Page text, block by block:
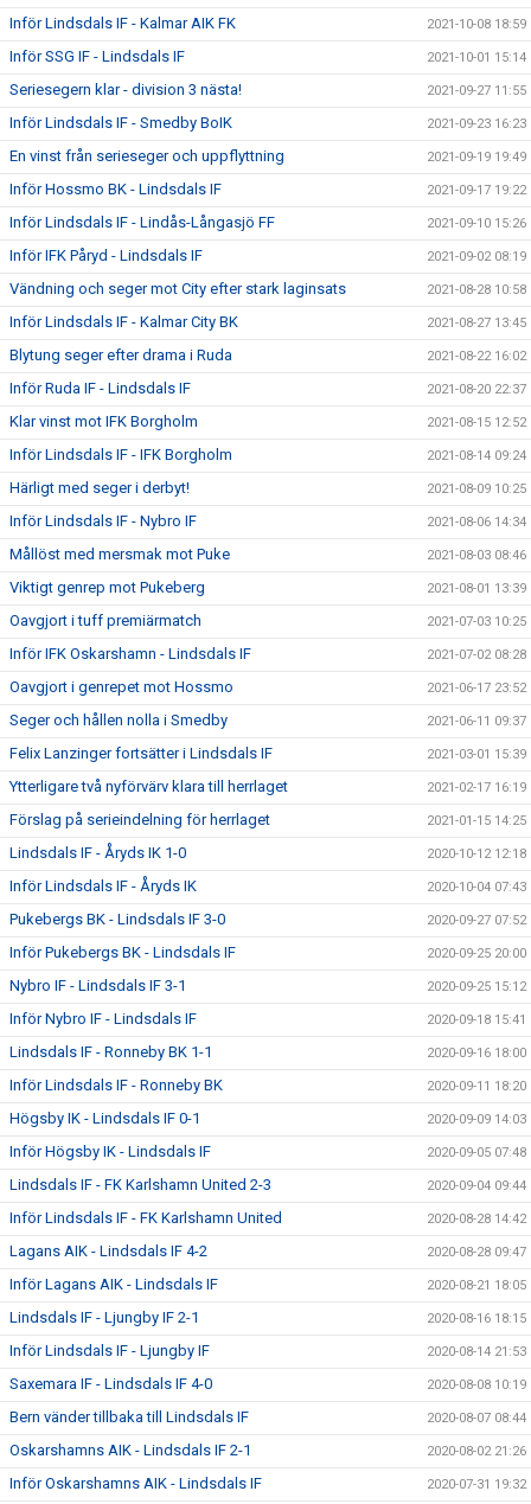
Inför Lindsdals IF - Kalmar AIK FK 2021-10-08 18:59
Inför SSG IF - Lindsdals IF 2021-10-01 15:14
Seriesegern klar - division 3 nästa! 2021-09-27 11:55
Inför Lindsdals IF - Smedby BoIK 2021-09-23 16:23
En vinst från serieseger och uppflyttning 2021-09-19 19:49
Inför Hossmo BK - Lindsdals IF 2021-09-17 19:22
Inför Lindsdals IF - Lindås-Långasjö FF 2021-09-10 15:26
Inför IFK Påryd - Lindsdals IF 2021-09-02 08:19
Vändning och seger mot City efter stark laginsats 2021-08-28 10:58
Inför Lindsdals IF - Kalmar City BK 2021-08-27 13:45
Blytung seger efter drama i Ruda 2021-08-22 16:02
Inför Ruda IF - Lindsdals IF 2021-08-20 22:37
Klar vinst mot IFK Borgholm 2021-08-15 12:52
Inför Lindsdals IF - IFK Borgholm 2021-08-14 09:24
Härligt med seger i derbyt! 2021-08-09 10:25
Inför Lindsdals IF - Nybro IF 2021-08-06 14:34
Mållöst med mersmak mot Puke 2021-08-03 08:46
Viktigt genrep mot Pukeberg 2021-08-01 13:39
Oavgjort i tuff premiärmatch 2021-07-03 10:25
Inför IFK Oskarshamn - Lindsdals IF 2021-07-02 08:28
Oavgjort i genrepet mot Hossmo 2021-06-17 23:52
Seger och hållen nolla i Smedby 2021-06-11 09:37
Felix Lanzinger fortsätter i Lindsdals IF 2021-03-01 15:39
Ytterligare två nyförvärv klara till herrlaget 2021-02-17 16:19
Förslag på serieindelning för herrlaget 2021-01-15 14:25
Lindsdals IF - Åryds IK 1-0 2020-10-12 12:18
Inför Lindsdals IF - Åryds IK 2020-10-04 07:43
Pukebergs BK - Lindsdals IF 3-0 2020-09-27 07:52
Inför Pukebergs BK - Lindsdals IF 2020-09-25 20:00
Nybro IF - Lindsdals IF 3-1 2020-09-25 15:12
Inför Nybro IF - Lindsdals IF 2020-09-18 15:41
Lindsdals IF - Ronneby BK 1-1 2020-09-16 18:00
Inför Lindsdals IF - Ronneby BK 2020-09-11 18:20
Högsby IK - Lindsdals IF 0-1 2020-09-09 14:03
Inför Högsby IK - Lindsdals IF 2020-09-05 07:48
Lindsdals IF - FK Karlshamn United 2-3 2020-09-04 09:44
Inför Lindsdals IF - FK Karlshamn United 2020-08-28 14:42
Lagans AIK - Lindsdals IF 4-2 2020-08-28 09:47
Inför Lagans AIK - Lindsdals IF 2020-08-21 18:05
Lindsdals IF - Ljungby IF 2-1 2020-08-16 18:15
Inför Lindsdals IF - Ljungby IF 2020-08-14 21:53
Saxemara IF - Lindsdals IF 4-0 2020-08-08 10:19
Bern vänder tillbaka till Lindsdals IF 2020-08-07 08:44
Oskarshamns AIK - Lindsdals IF 2-1 2020-08-02 21:26
Inför Oskarshamns AIK - Lindsdals IF 2020-07-31 19:32